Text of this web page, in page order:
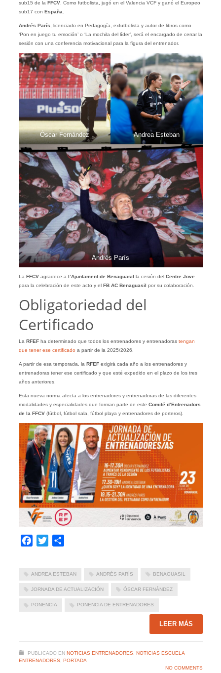
sub15 de la FFCV. Como futbolista, jugó en el Valencia VCF y ganó el Europeo
sub17 con España
Andrés París , licenciado en Pedagogía, exfutbolista y autor de libros como
‘Pon en juego tu emoción’ o ‘La mochila del líder’, será el encargado de cerrar la
sesión con una conferencia motivacional para la figura del entrenador.
Óscar Fernández Andrea Esteban
Andrés París
La FFCVagradece a l’Ajuntament de Benaguasil la cesión delCentre Jove
para la celebración de este acto y el FB AC Benaguasil por su colaboración.
Obligatoriedad del
Certificado
La RFEFha determinado que todos los entrenadores y entrenadoras tengan
que tener ese certificado a partir de la 2025/2026.
A partir de esa temporada, la RFEFexigirá cada año a los entrenadores y
entrenadoras tener ese certificado y que esté expedido en el plazo de los tres
años anteriores.
Esta nueva norma afecta a los entrenadores y entrenadoras de las diferentes
modalidades y especialidades que forman parte de este Comité d’Entrenadors
de la FFCV(fútbol, fútbol sala, fútbol playa y entrenadores de porteros).
Facebook
Twitter
ANDREA ESTEBAN ANDRÉS PARÍS BENAGUASIL
JORNADA DE ACTUALIZACIÓN ÓSCAR FERNÁNDEZ
PONENCIA PONENCIA DE ENTRENADORES
LEER MÁS
PUBLICADO EN NOTICIAS ENTRENADORES, NOTICIAS ESCUELA
ENTRENADORES, PORTADA
NO COMMENTS